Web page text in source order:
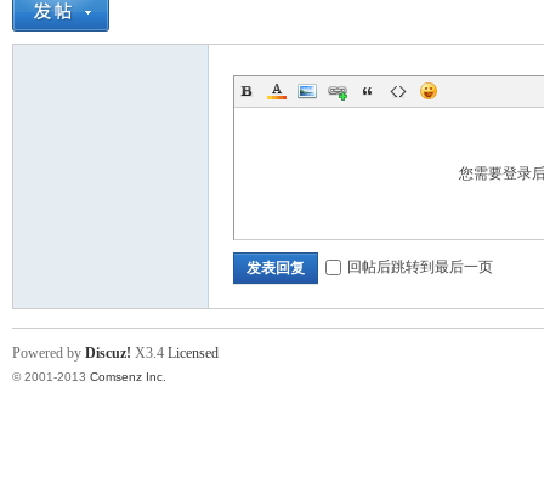
您需要登录
发表回复 回帖后跳转到最后一页
Powered by Discuz! X3.4 Licensed
© 2001-2013 Comsenz Inc.